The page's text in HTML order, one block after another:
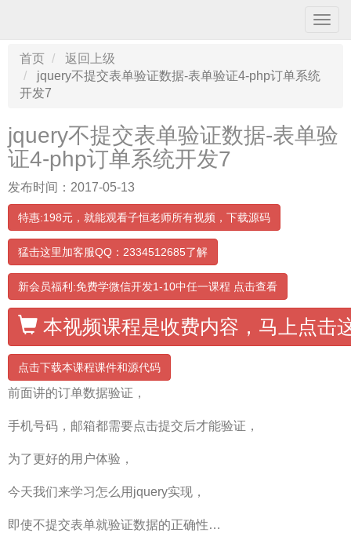
导
航
首页
返回上级
jquery不提交表单验证数据-表单验证4-php订单系统
开发7
jquery不提交表单验证数据-表单验
证4-php订单系统开发7
发布时间：2017-05-13
特惠:198元，就能观看子恒老师所有视频，下载源码
猛击这里加客服QQ：2334512685了解
新会员福利:免费学微信开发1-10中任一课程 点击查看
本视频课程是收费内容，马上点击
点击下载本课程课件和源代码
前面讲的订单数据验证，
手机号码，邮箱都需要点击提交后才能验证，
为了更好的用户体验，
今天我们来学习怎么用jquery实现，
即使不提交表单就验证数据的正确性…